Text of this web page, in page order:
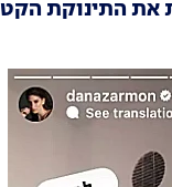
את התינוקת